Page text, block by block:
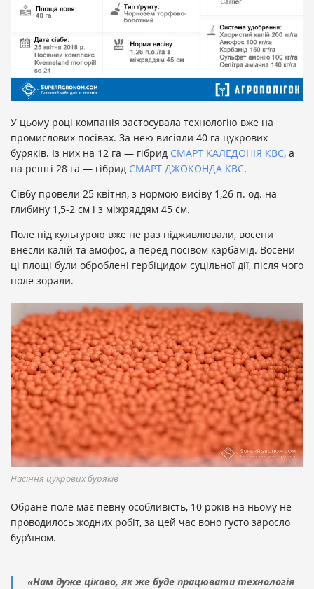
У цьому році компанія застосувала технологію вже на
промислових посівах. За нею висіяли 40 га цукрових
буряків. Із них на 12 га — гібрид СМАРТ КАЛЕДОНІЯ КВС, а
на решті 28 га — гібрид СМАРТ ДЖОКОНДА КВС.
Сівбу провели 25 квітня, з нормою висіву 1,26 п. од. на
глибину 1,5-2 см і з міжряддям 45 см.
Поле під культурою вже не раз підживлювали, восени
внесли калій та амофос, а перед посівом карбамід. Восени
ці площі були оброблені гербіцидом суцільної дії, після чого
поле зорали.
Насіння цукрових буряків
Обране поле має певну особливість, 10 років на ньому не
проводилось жодних робіт, за цей час воно густо заросло
бур’яном.
«Нам дуже цікаво, як же буде працювати технологія